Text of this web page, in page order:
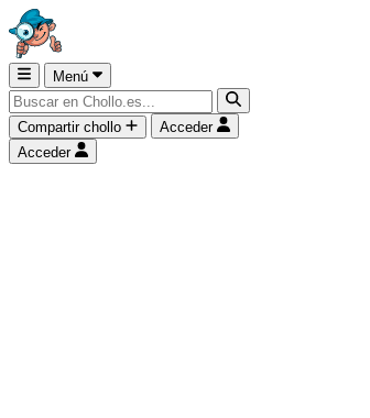
Menú
Compartir chollo
Acceder
Acceder